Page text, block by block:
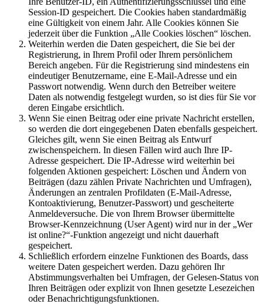
Session-ID gespeichert. Die Cookies haben standardmäßig
eine Gültigkeit von einem Jahr. Alle Cookies können Sie
jederzeit über die Funktion „Alle Cookies löschen“ löschen.
Weiterhin werden die Daten gespeichert, die Sie bei der
Registrierung, in Ihrem Profil oder Ihrem persönlichem
Bereich angeben. Für die Registrierung sind mindestens ein
eindeutiger Benutzername, eine E-Mail-Adresse und ein
Passwort notwendig. Wenn durch den Betreiber weitere
Daten als notwendig festgelegt wurden, so ist dies für Sie vor
deren Eingabe ersichtlich.
Wenn Sie einen Beitrag oder eine private Nachricht erstellen,
so werden die dort eingegebenen Daten ebenfalls gespeichert.
Gleiches gilt, wenn Sie einen Beitrag als Entwurf
zwischenspeichern. In diesen Fällen wird auch Ihre IP-
Adresse gespeichert. Die IP-Adresse wird weiterhin bei
folgenden Aktionen gespeichert: Löschen und Ändern von
Beiträgen (dazu zählen Private Nachrichten und Umfragen),
Änderungen an zentralen Profildaten (E-Mail-Adresse,
Kontoaktivierung, Benutzer-Passwort) und gescheiterte
Anmeldeversuche. Die von Ihrem Browser übermittelte
Browser-Kennzeichnung (User Agent) wird nur in der „Wer
ist online?“-Funktion angezeigt und nicht dauerhaft
gespeichert.
Schließlich erfordern einzelne Funktionen des Boards, dass
weitere Daten gespeichert werden. Dazu gehören Ihr
Abstimmungsverhalten bei Umfragen, der Gelesen-Status von
Ihren Beiträgen oder explizit von Ihnen gesetzte Lesezeichen
oder Benachrichtigungsfunktionen.